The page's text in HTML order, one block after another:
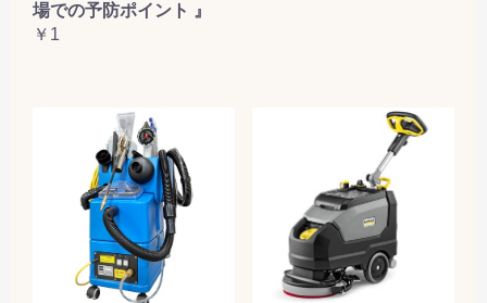
場での予防ポイント 』
￥1